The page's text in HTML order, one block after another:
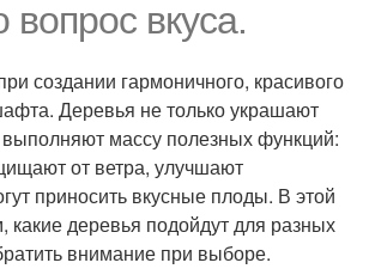
вопрос вкуса.
создании гармоничного, красивого
Деревья не только украшают
массу полезных функций:
от ветра, улучшают
приносить вкусные плоды. В этой
какие деревья подойдут для разных
внимание при выборе.